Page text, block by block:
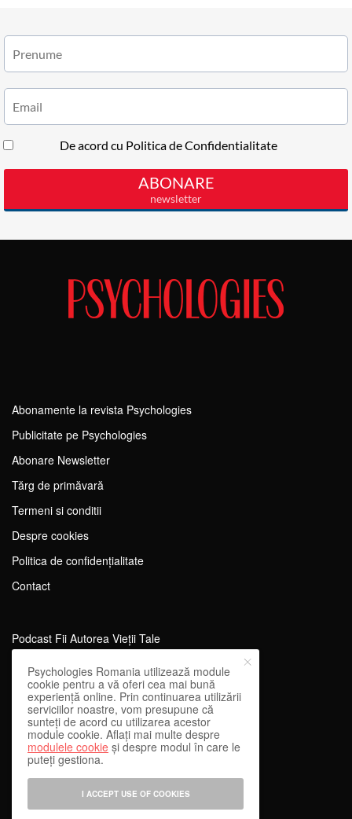
Abonamente la revista Psychologies
Publicitate pe Psychologies
Abonare Newsletter
Tărg de primăvară
Termeni si conditii
Despre cookies
Politica de confidențialitate
Contact
Podcast Fii Autorea Vieții Tale
Evenimente Fii Autoarea Vieții Tale!
SportEdu
Antrenament Mental pentru Sportivi
Learning Network
WEnough
Reward & Engage
Psychologies Romania utilizează module
cookie pentru a vă oferi cea mai bună
experiență online. Prin continuarea utilizării
serviciilor noastre, vom presupune că
sunteți de acord cu utilizarea acestor
module cookie. Aflați mai multe despre
modulele cookie și despre modul în care le
puteți gestiona.
I ACCEPT USE OF COOKIES